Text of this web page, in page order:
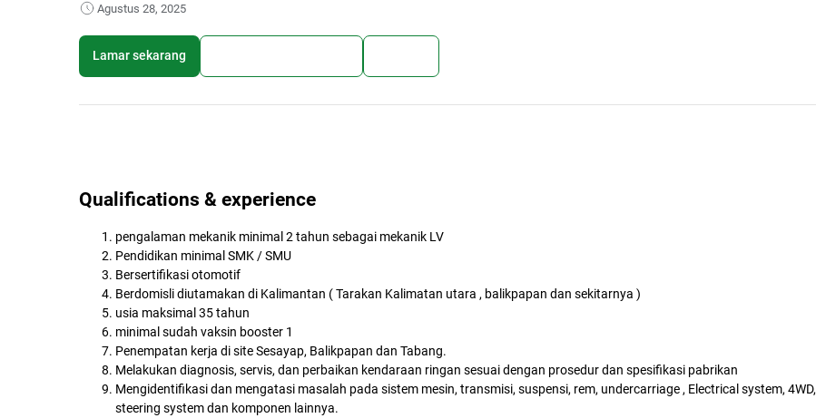
Agustus 28, 2025
Lamar sekarang
Qualifications & experience
pengalaman mekanik minimal 2 tahun sebagai mekanik LV
Pendidikan minimal SMK / SMU
Bersertifikasi otomotif
Berdomisli diutamakan di Kalimantan ( Tarakan Kalimatan utara , balikpapan dan sekitarnya )
usia maksimal 35 tahun
minimal sudah vaksin booster 1
Penempatan kerja di site Sesayap, Balikpapan dan Tabang.
Melakukan diagnosis, servis, dan perbaikan kendaraan ringan sesuai dengan prosedur dan spesifikasi pabrikan
Mengidentifikasi dan mengatasi masalah pada sistem mesin, transmisi, suspensi, rem, undercarriage , Electrical system, 4WD,
steering system dan komponen lainnya.